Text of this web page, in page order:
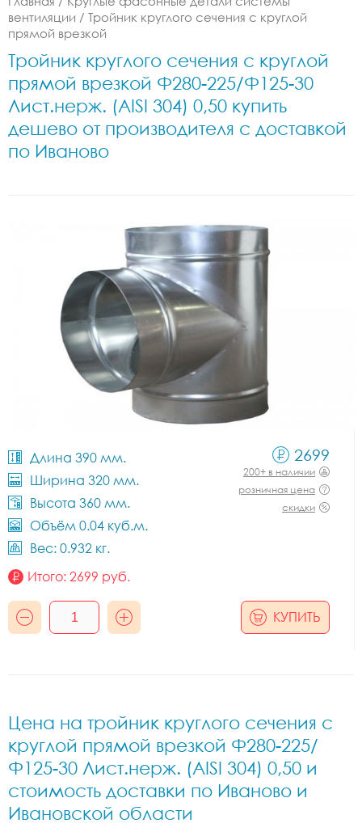
вентиляции / Тройник круглого сечения с круглой
прямой врезкой
Тройник круглого сечения с круглой
прямой врезкой Ф280-225/Ф125-30
Лист.нерж. (AISI 304) 0,50 купить
дешево от производителя с доставкой
по Иваново
Длина 390 мм.
Ширина 320 мм.
Высота 360 мм.
Объём 0.04 куб.м.
Вес: 0.932 кг.
2699
200+ в наличии
розничная цена
скидки
Итого: 2699 руб.
КУПИТЬ
Цена на тройник круглого сечения с
круглой прямой врезкой Ф280-225/
Ф125-30 Лист.нерж. (AISI 304) 0,50 и
стоимость доставки по Иваново и
Ивановской области